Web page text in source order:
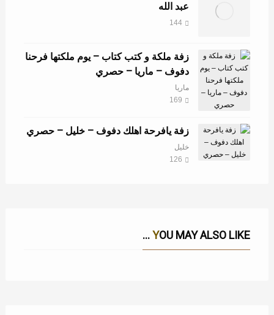
عبد الله
144
زفة ملكة و كتب كتاب – يوم ملكتها فرحنا
دفوف – ماريا – حصري
ماريا
169
زفة يافرحة اهلك دفوف – خليل – حصري
خليل
126
YOU MAY ALSO LIKE ...